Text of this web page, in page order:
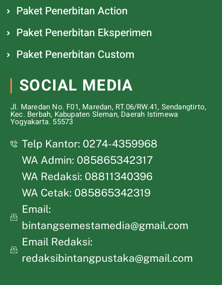
Paket Penerbitan Action
Paket Penerbitan Eksperimen
Paket Penerbitan Custom
SOCIAL MEDIA
Jl. Maredan No. F01, Maredan, RT.06/RW.41, Sendangtirto,
Kec. Berbah, Kabupaten Sleman, Daerah Istimewa
Yogyakarta. 55573
Telp Kantor: 0274-4359968
WA Admin: 085865342317
WA Redaksi: 08811340396
WA Cetak: 085865342319
Email:
bintangsemestamedia@gmail.com
Email Redaksi:
redaksibintangpustaka@gmail.com